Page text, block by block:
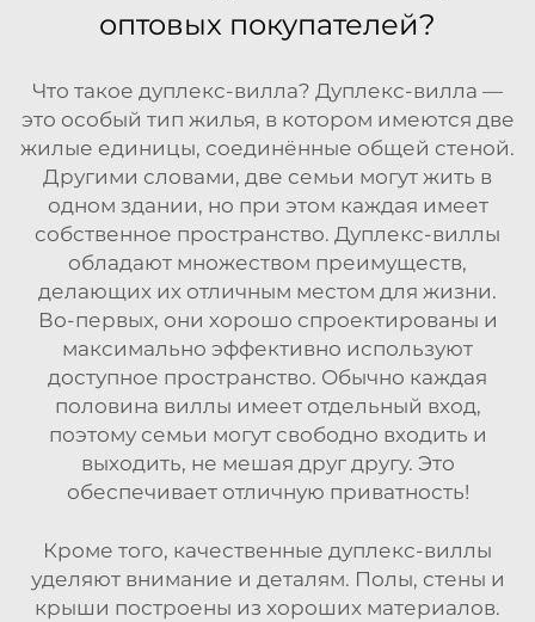
оптовых покупателей?
Что такое дуплекс-вилла? Дуплекс-вилла —
это особый тип жилья, в котором имеются две
жилые единицы, соединённые общей стеной.
Другими словами, две семьи могут жить в
одном здании, но при этом каждая имеет
собственное пространство. Дуплекс-виллы
обладают множеством преимуществ,
делающих их отличным местом для жизни.
Во-первых, они хорошо спроектированы и
максимально эффективно используют
доступное пространство. Обычно каждая
половина виллы имеет отдельный вход,
поэтому семьи могут свободно входить и
выходить, не мешая друг другу. Это
обеспечивает отличную приватность!
Кроме того, качественные дуплекс-виллы
уделяют внимание и деталям. Полы, стены и
крыши построены из хороших материалов.